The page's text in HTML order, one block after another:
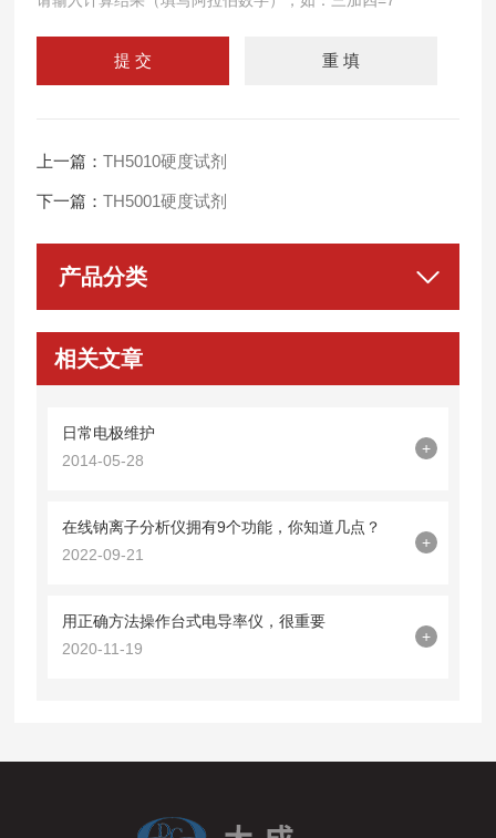
上一篇：TH5010硬度试剂
下一篇：TH5001硬度试剂
产品分类
相关文章
日常电极维护
2014-05-28
+
在线钠离子分析仪拥有9个功能，你知道几点？
2022-09-21
+
用正确方法操作台式电导率仪，很重要
2020-11-19
+